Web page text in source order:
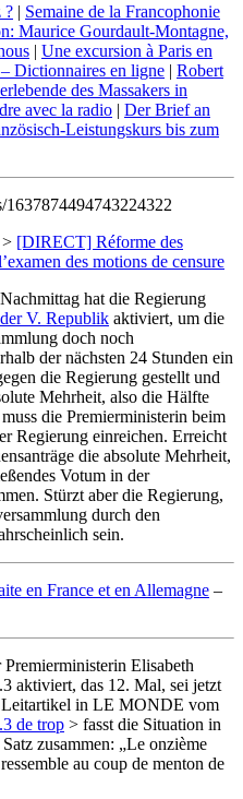
? | Semaine de la Francophonie
Maurice Gourdault-Montagne,
| Une excursion à Paris en
Dictionnaires en ligne | Robert
des Massakers in
avec la radio | Der Brief an
Leistungskurs bis zum
1637874494743224322
> [DIRECT] Réforme des
des motions de censure
hat die Regierung
V. Republik aktiviert, um die
doch noch
der nächsten 24 Stunden ein
die Regierung gestellt und
Mehrheit, also die Hälfte
die Premierministerin beim
Regierung einreichen. Erreicht
die absolute Mehrheit,
Votum in der
Stürzt aber die Regierung,
durch den
sein.
en France et en Allemagne –
Elisabeth
aktiviert, das 12. Mal, sei jetzt
Leitartikel in LE MONDE vom
de trop > fasst die Situation in
zusammen: „Le onzième
au coup de menton de